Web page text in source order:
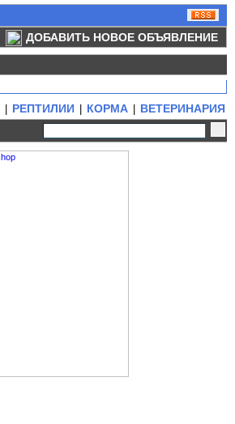
ДОБАВИТЬ НОВОЕ ОБЪЯВЛЕНИЕ
РЕПТИЛИИ КОРМА
ВЕТЕРИНАРИЯ